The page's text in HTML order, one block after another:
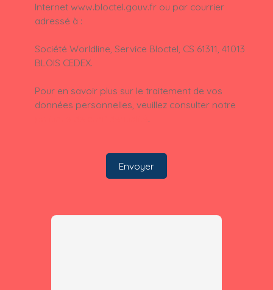
Internet www.bloctel.gouv.fr ou par courrier
adressé à :
Société Worldline, Service Bloctel, CS 61311, 41013
BLOIS CEDEX.
Pour en savoir plus sur le traitement de vos
données personnelles, veuillez consulter notre
.
Envoyer